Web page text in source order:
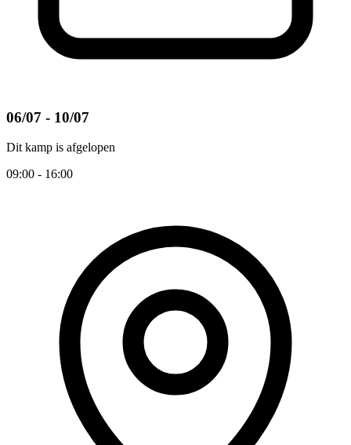
06/07 - 10/07
Dit kamp is afgelopen
09:00 - 16:00